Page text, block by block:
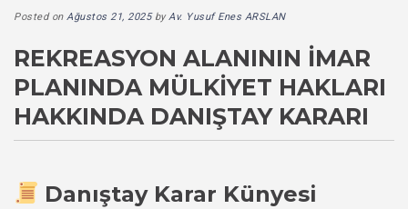
Posted on Ağustos 21, 2025byAv. Yusuf Enes ARSLAN
REKREASYON ALANININ İMAR
PLANINDA MÜLKIYET HAKLARI
HAKKINDA DANIŞTAY KARARI
Danıştay Karar Künyesi